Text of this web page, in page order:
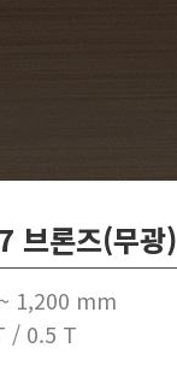
브론즈(무광)
1,200 mm
/ 0.5 T